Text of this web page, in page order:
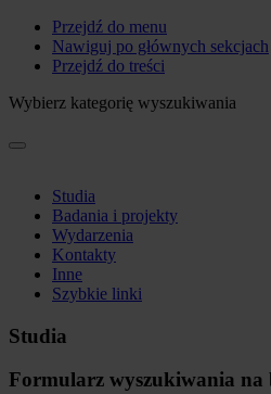
Przejdź do menu
Nawiguj po głównych sekcjach
Przejdź do treści
Wybierz kategorię wyszukiwania
Studia
Badania i projekty
Wydarzenia
Kontakty
Inne
Szybkie linki
Studia
Formularz wyszukiwania na